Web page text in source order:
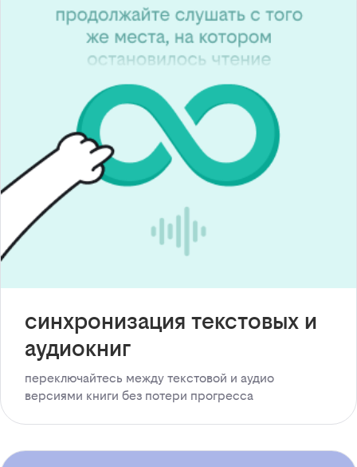
синхронизация текстовых и
аудиокниг
переключайтесь между текстовой и аудио
версиями книги без потери прогресса